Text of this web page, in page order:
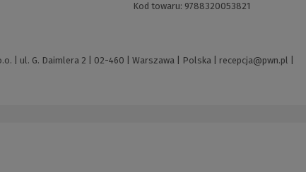
Kod towaru: 9788320053821
| ul. G. Daimlera 2 | 02-460 | Warszawa | Polska | recepcja@pwn.pl